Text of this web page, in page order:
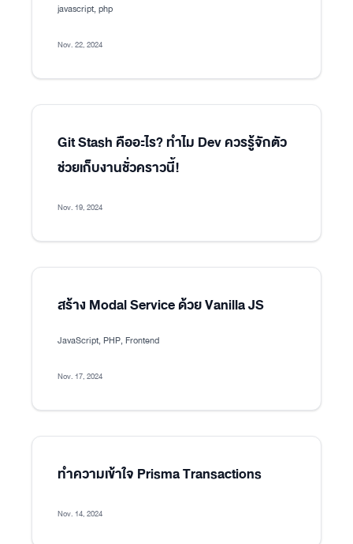
javascript, php
Nov. 22, 2024
Git Stash คืออะไร? ทำไม Dev ควรรู้จักตัว
ช่วยเก็บงานชั่วคราวนี้!
Nov. 19, 2024
สร้าง Modal Service ด้วย Vanilla JS
JavaScript, PHP, Frontend
Nov. 17, 2024
ทำความเข้าใจ Prisma Transactions
Nov. 14, 2024